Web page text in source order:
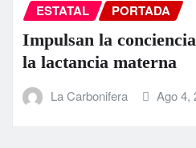
ESTATAL PORTADA
Impulsan la
la lactancia materna
La Carbonifera Ago 4,